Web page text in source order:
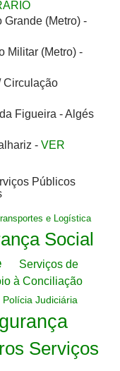
Grande (Metro) -
Militar (Metro) -
Circulação
Figueira - Algés
- VER
Públicos
e Logística
Social
Serviços de
à Conciliação
Polícia Judiciária
Serviços